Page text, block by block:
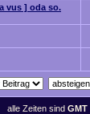
vus ] oda so.
alle Zeiten sind GMT